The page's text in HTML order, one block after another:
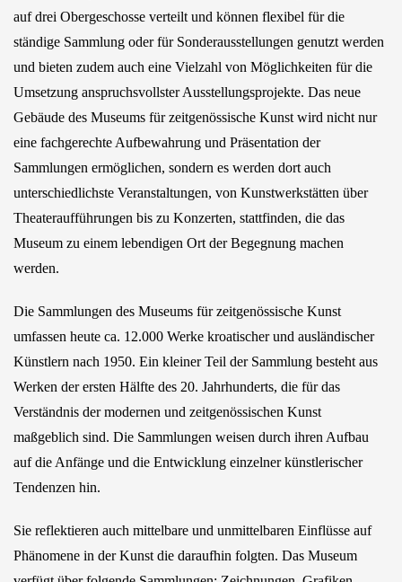
auf drei Obergeschosse verteilt und können flexibel für die
ständige Sammlung oder für Sonderausstellungen genutzt werden
und bieten zudem auch eine Vielzahl von Möglichkeiten für die
Umsetzung anspruchsvollster Ausstellungsprojekte. Das neue
Gebäude des Museums für zeitgenössische Kunst wird nicht nur
eine fachgerechte Aufbewahrung und Präsentation der
Sammlungen ermöglichen, sondern es werden dort auch
unterschiedlichste Veranstaltungen, von Kunstwerkstätten über
Theateraufführungen bis zu Konzerten, stattfinden, die das
Museum zu einem lebendigen Ort der Begegnung machen
werden.
Die Sammlungen des Museums für zeitgenössische Kunst
umfassen heute ca. 12.000 Werke kroatischer und ausländischer
Künstlern nach 1950. Ein kleiner Teil der Sammlung besteht aus
Werken der ersten Hälfte des 20. Jahrhunderts, die für das
Verständnis der modernen und zeitgenössischen Kunst
maßgeblich sind. Die Sammlungen weisen durch ihren Aufbau
auf die Anfänge und die Entwicklung einzelner künstlerischer
Tendenzen hin.
Sie reflektieren auch mittelbare und unmittelbaren Einflüsse auf
Phänomene in der Kunst die daraufhin folgten. Das Museum